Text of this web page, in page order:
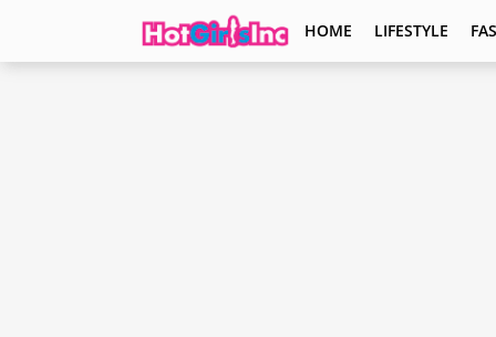
HOME LIFESTYLE